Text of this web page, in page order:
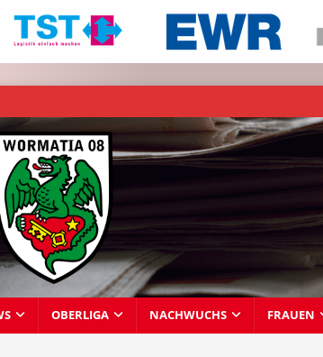
OBERLIGA NACHWUCHS FRAUEN